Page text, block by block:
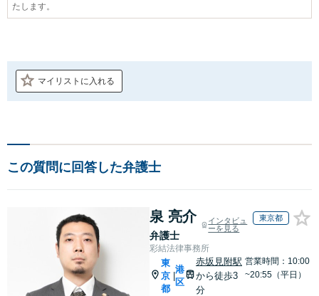
たします。
マイリストに入れる
この質問に回答した弁護士
泉 亮介
弁護士
インタビュ
ーを見る
東京都
彩結法律事務所
東
京
都
港
区
赤坂見附駅
から徒歩3
分
営業時間：10:00
~20:55（平日）